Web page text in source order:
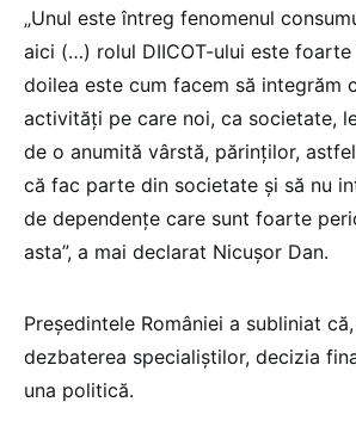
„Unul este întreg fenomenul
aici (…) rolul DIICOT-ului este
doilea este cum facem să integrăm
activităţi pe care noi, ca societate,
de o anumită vârstă, părinţilor,
că fac parte din societate şi să nu
de dependenţe care sunt foarte
asta”, a mai declarat Nicușor Dan.
Președintele României a subliniat
dezbaterea specialiștilor, decizia
una politică.